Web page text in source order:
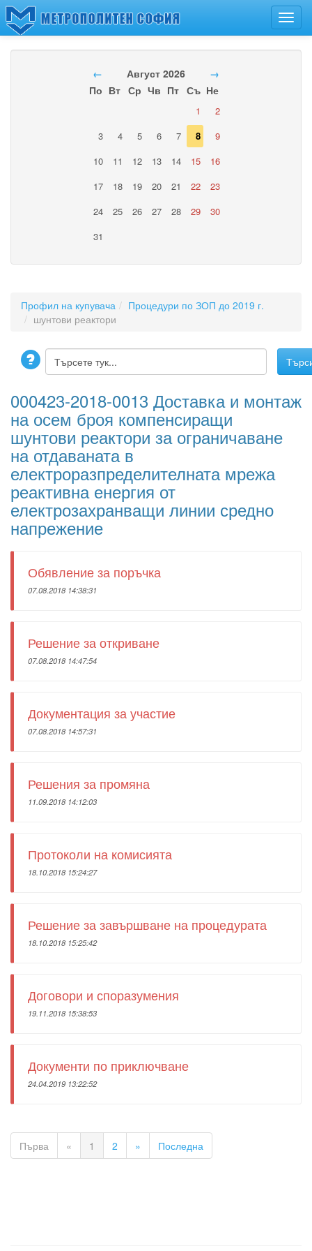
← Август 2026
→
По Вт Ср Чв Пт Съ Не
1
2
3
4 5 6 7 8
9
10
11 12 13 14 15
16
17
18 19 20 21 22
23
24
25 26 27 28 29
30
31
Профил на купувача
Процедури по ЗОП до 2019 г.
шунтови реактори
000423-2018-0013 Доставка и монтаж
на осем броя компенсиращи
шунтови реактори за ограничаване
на отдаваната в
електроразпределителната мрежа
реактивна енергия от
електрозахранващи линии средно
напрежение
Обявление за поръчка
07.08.2018 14:38:31
Решение за откриване
07.08.2018 14:47:54
Документация за участие
07.08.2018 14:57:31
Решения за промяна
11.09.2018 14:12:03
Протоколи на комисията
18.10.2018 15:24:27
Решение за завършване на процедурата
18.10.2018 15:25:42
Договори и споразумения
19.11.2018 15:38:53
Документи по приключване
24.04.2019 13:22:52
Първа « 1 2 » Последна